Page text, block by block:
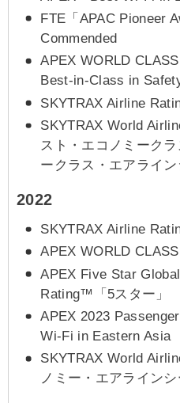
FTE「APAC Pioneer
Commended
APEX WORLD
Best-in-Class in
SKYTRAX Airline
SKYTRAX World
スト・エコノミーク
ークラス・エアライン
2022
SKYTRAX Airline
APEX WORLD
APEX Five Star
Rating™「5スター」
APEX 2023
Wi-Fi in Eastern Asia
SKYTRAX World
ノミー・エアラインシ